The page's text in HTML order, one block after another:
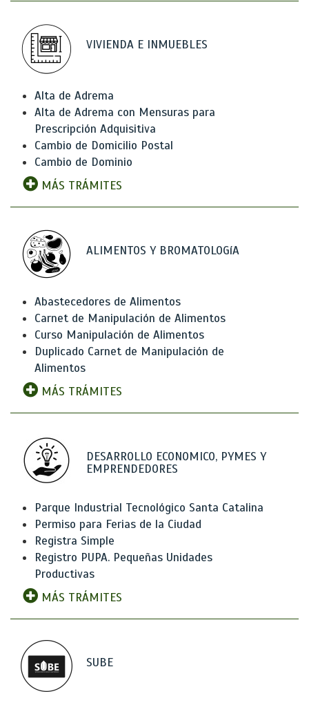
VIVIENDA E INMUEBLES
Alta de Adrema
Alta de Adrema con Mensuras para
Prescripción Adquisitiva
Cambio de Domicilio Postal
Cambio de Dominio
MÁS TRÁMITES
ALIMENTOS Y BROMATOLOGíA
Abastecedores de Alimentos
Carnet de Manipulación de Alimentos
Curso Manipulación de Alimentos
Duplicado Carnet de Manipulación de
Alimentos
MÁS TRÁMITES
DESARROLLO ECONOMICO, PYMES Y
EMPRENDEDORES
Parque Industrial Tecnológico Santa Catalina
Permiso para Ferias de la Ciudad
Registra Simple
Registro PUPA. Pequeñas Unidades
Productivas
MÁS TRÁMITES
SUBE